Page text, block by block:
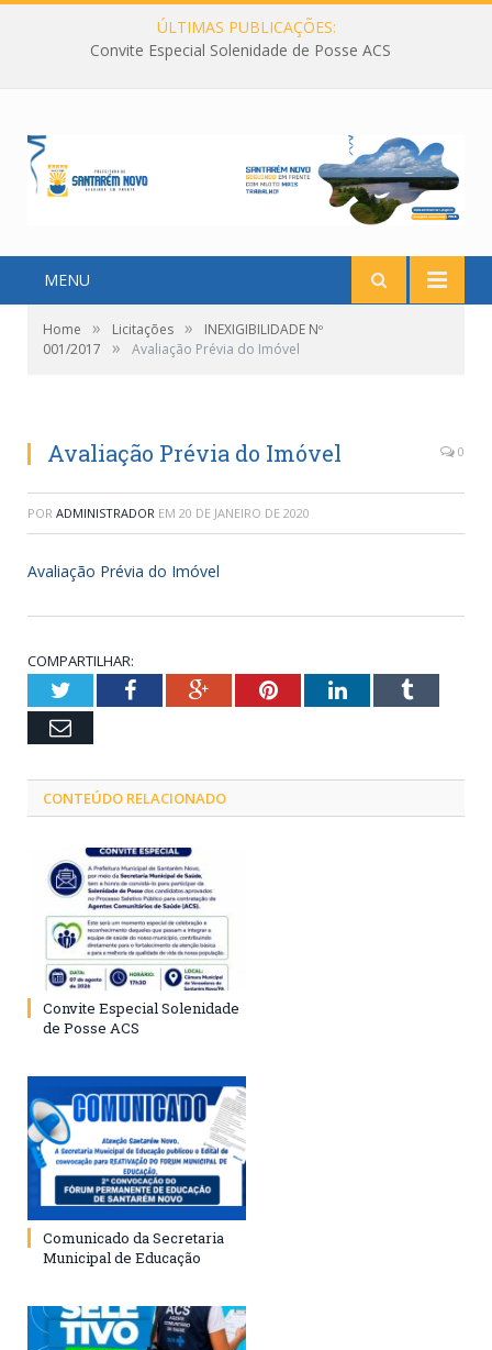
ÚLTIMAS PUBLICAÇÕES:
Convite Especial Solenidade de Posse ACS
MENU
Home » Licitações »
INEXIGIBILIDADE Nº
001/2017
» Avaliação Prévia do Imóvel
Avaliação Prévia do Imóvel 0
POR ADMINISTRADOR EM 20 DE JANEIRO DE 2020
Avaliação Prévia do Imóvel
COMPARTILHAR:
TwitterFacebookGoogle+PinterestLinkedInTumblr
Email
CONTEÚDO RELACIONADO
Convite Especial Solenidade
de Posse ACS
Comunicado da Secretaria
Municipal de Educação